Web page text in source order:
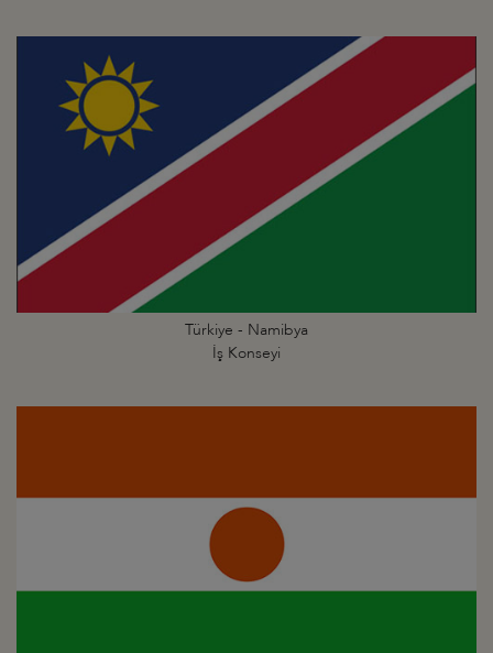
Türkiye - Namibya
İş Konseyi